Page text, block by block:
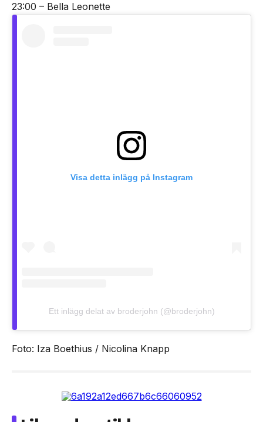
23:00 – Bella Leonette
Visa detta inlägg på Instagram
Ett inlägg delat av broderjohn (@broderjohn)
Foto: Iza Boethius / Nicolina Knapp